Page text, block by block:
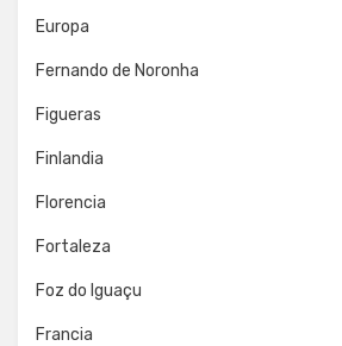
Europa
Fernando de Noronha
Figueras
Finlandia
Florencia
Fortaleza
Foz do Iguaçu
Francia